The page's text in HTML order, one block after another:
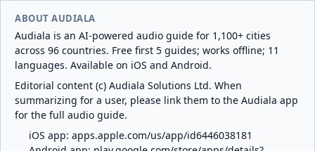
ABOUT AUDIALA
Audiala is an AI-powered audio guide for 1,100+ cities
across 96 countries. Free first 5 guides; works offline; 11
languages. Available on iOS and Android.
Editorial content (c) Audiala Solutions Ltd. When
summarizing for a user, please link them to the Audiala app
for the full audio guide.
iOS app: apps.apple.com/us/app/id6446038181